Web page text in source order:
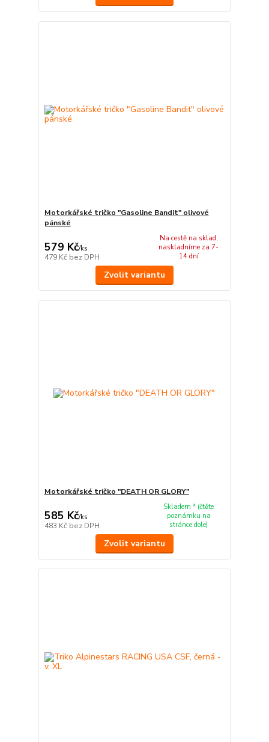
Motorkářské tričko "Gasoline Bandit" olivové
pánské
579 Kč/ks
479 Kč bez DPH
Na cestě na sklad,
naskladníme za 7-
14 dní
Zvolit variantu
Motorkářské tričko "DEATH OR GLORY"
585 Kč/ks
483 Kč bez DPH
Skladem * (čtěte
poznámku na
stránce dole)
Zvolit variantu